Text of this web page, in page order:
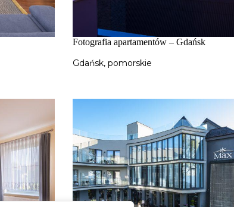
Fotografia apartamentów – Gdańsk
Gdańsk,pomorskie